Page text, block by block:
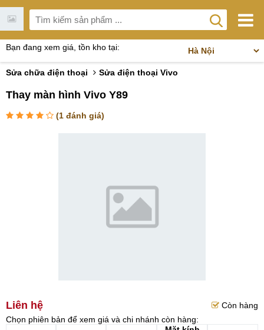
Bạn đang xem giá, tồn kho tại:
Sửa chữa điện thoại Sửa điện thoại Vivo
Thay màn hình Vivo Y89
(1 đánh giá)
Liên hệ
Còn hàng
Chọn phiên bản để xem giá và chi nhánh còn hàng: